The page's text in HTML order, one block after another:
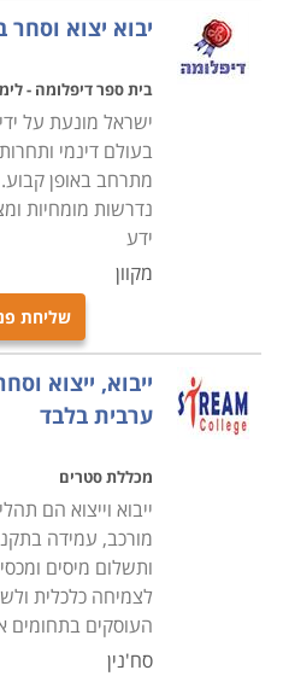
נרחבת ותעשיית טקסטיל
יותר לרכוש ולייבא בזול
משאבי הקרקע והמים שופעים
גם את הבגדים אולי אפשר
מלאכת התפירה והייצור
האדם זול יותר, ויבטיח
ללקוח. בכלכלה הישנה אמנם
אלא שמכסים מקומיים
והכלכלה המתוכננת. כיום
בינלאומיים שמטרתם היא
לסייע לייצוא המקביל, וגם
לתחרות רבה יותר, שתגרום
הסחורות ללקוח.
הקורס מתאים לכל מי
ארצות ותרבויות, מפגיש בין
דרך כל ההיבטים הכלכליים
רשת של תקשורת ענפה עם
שייעל את המערכת ויביא
יבוא יצוא וסחר
בית ספר דיפלומה -
ישראל מונעת על
בעולם דינמי
מתרחב באופן
נדרשות מומחיות
ידע
מקוון
שליחת
ייבוא, ייצוא
ערבית בלבד
מכללת סטרים
ייבוא וייצוא הם
מורכב, עמידה
ותשלום מיסים
לצמיחה כלכלית
העוסקים בתחומים
סח'נין